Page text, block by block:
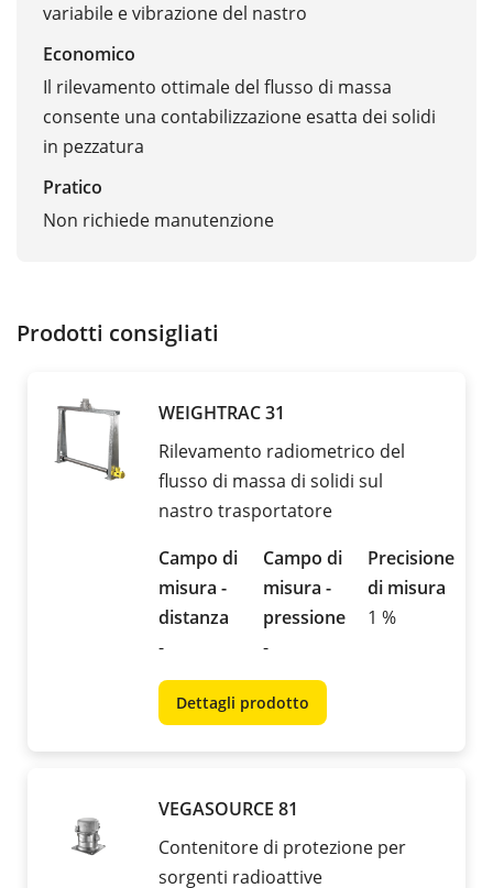
variabile e vibrazione del nastro
Economico
Il rilevamento ottimale del flusso di massa
consente una contabilizzazione esatta dei solidi
in pezzatura
Pratico
Non richiede manutenzione
Prodotti consigliati
WEIGHTRAC 31
Rilevamento radiometrico del
flusso di massa di solidi sul
nastro trasportatore
Campo di
misura -
distanza
-
Campo di
misura -
pressione
-
Precisione
di misura
1 %
Dettagli prodotto
VEGASOURCE 81
Contenitore di protezione per
sorgenti radioattive